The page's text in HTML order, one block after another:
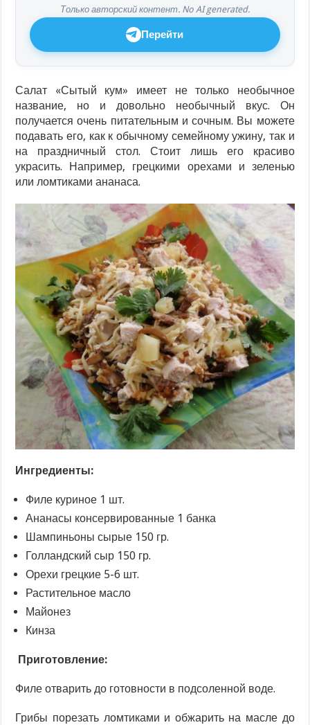
Только авторский контент. No AI generated.
Перейти
Салат «Сытый кум» имеет не только необычное
название, но и довольно необычный вкус. Он
получается очень питательным и сочным. Вы можете
подавать его, как к обычному семейному ужину, так и
на праздничный стол. Стоит лишь его красиво
украсить. Например, грецкими орехами и зеленью
или ломтиками ананаса.
Ингредиенты:
Филе куриное 1 шт.
Ананасы консервированные 1 банка
Шампиньоны сырые 150 гр.
Голландский сыр 150 гр.
Орехи грецкие 5-6 шт.
Растительное масло
Майонез
Кинза
Приготовление:
Филе отварить до готовности в подсоленной воде.
Грибы порезать ломтиками и обжарить на масле до